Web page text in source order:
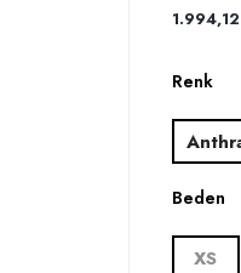
Renk
Beden
XS